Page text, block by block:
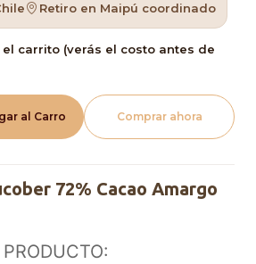
Retiro en Maipú coordinado
carrito (verás el costo antes de
al Carro Comprar ahora
72% Cacao Amargo